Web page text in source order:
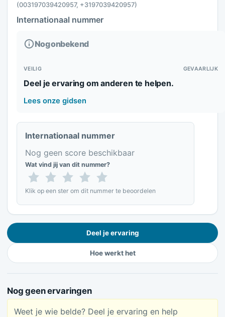
(003197039420957, +3197039420957)
Internationaal nummer
Nog onbekend
VEILIG GEVAARLIJK
Deel je ervaring om anderen te helpen.
Lees onze gidsen
Internationaal nummer
Nog geen score beschikbaar
Wat vind jij van dit nummer?
Klik op een ster om dit nummer te beoordelen
Deel je ervaring
Hoe werkt het
Nog geen ervaringen
Weet je wie belde? Deel je ervaring en help